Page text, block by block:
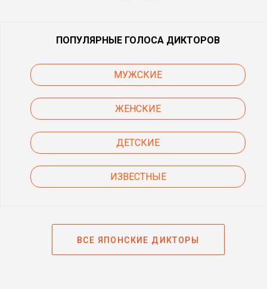
ПОПУЛЯРНЫЕ ГОЛОСА ДИКТОРОВ
МУЖСКИЕ
ЖЕНСКИЕ
ДЕТСКИЕ
ИЗВЕСТНЫЕ
ВСЕ ЯПОНСКИЕ ДИКТОРЫ